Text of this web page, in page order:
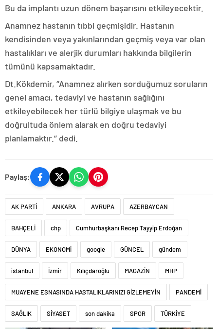
Bu da implantı uzun dönem başarısını etkileyecektir.
Anamnez hastanın tıbbi geçmişidir. Hastanın
kendisinden veya yakınlarından geçmiş veya var olan
hastalıkları ve alerjik durumları hakkında bilgilerin
tümünü kapsamaktadır.
Dt.Kökdemir, ‘’Anamnez alırken sorduğumuz soruların
genel amacı, tedaviyi ve hastanın sağlığını
etkileyebilecek her türlü bilgiye ulaşmak ve bu
doğrultuda önlem alarak en doğru tedaviyi
planlamaktır.’’ dedi.
Paylaş:
AK PARTİ ANKARA AVRUPA AZERBAYCAN
BAHÇELİ chp Cumhurbaşkanı Recep Tayyip Erdoğan
DÜNYA EKONOMİ google GÜNCEL gündem
istanbul İzmir Kılıçdaroğlu MAGAZİN MHP
MUAYENE ESNASINDA HASTALIKLARINIZI GİZLEMEYİN PANDEMİ
SAĞLIK SİYASET son dakika SPOR TÜRKİYE